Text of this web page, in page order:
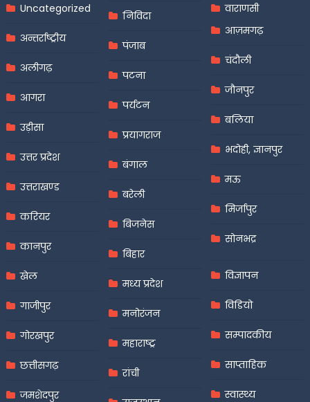
Uncategorized
अन्तर्राष्ट्रीय
अलीगढ़
आगरा
उड़ीसा
उत्तर प्रदेश
उत्तराखण्ड
करियर
कानपुर
खेल
गाजीपुर
गोरखपुर
छत्तीसगढ़
जमशेदपुर
निविदा
पंजाब
पटना
पर्यटन
प्रयागराज
बंगाल
बरेली
बिजनेस
बिहार
मध्य प्रदेश
मनोरंजन
महाराष्ट्र
रांची
वाराणसी
आज़मगढ़
चंदौली
जौनपुर
बलिया
भदोही, ज्ञानपुर
मऊ
मिर्जापुर
सोनभद्र
विज्ञापन
विडियो
सम्पादकीय
साप्ताहिक
स्वास्थ्य